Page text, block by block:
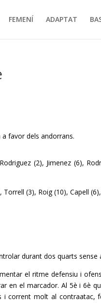
FEMENÍ ADAPTAT
favor dels andorrans.
(2), Jimenez (6),
(3), Roig (10), Capell
durant dos quarts sense
el ritme defensiu i
en el marcador. Al 5è i 6è
i corrent molt al contraatac,